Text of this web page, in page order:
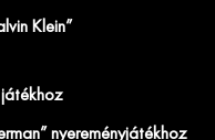
Klein”
játékhoz
nyereményjátékhoz